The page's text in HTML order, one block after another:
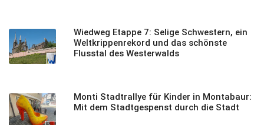
Wiedweg Etappe 7: Selige Schwestern, ein
Weltkrippenrekord und das schönste
Flusstal des Westerwalds
Monti Stadtrallye für Kinder in Montabaur:
Mit dem Stadtgespenst durch die Stadt